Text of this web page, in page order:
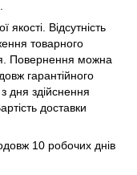
Відсутність
товарного
Повернення можна
гарантійного
дня здійснення
доставки
10 робочих днів